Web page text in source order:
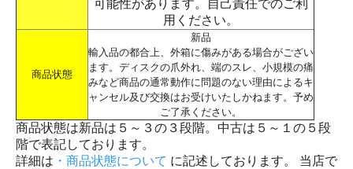
可能性があります。自己責任でのご利
用ください。
商品状態
新品
輸入品の都合上、外箱に傷みがある場合がござい
ます。ディスクの爪外れ、端のスレ、小規模の痛
みなど商品の通常動作に問題のない理由によるキ
ャンセル及び交換はお受けいたしかねます。予め
ご了承ください。
商品状態は新品は５～３の３段階。中古は５～１の５段
階で表記しております。
詳細は ・商品状態について に記述しております。 当店で